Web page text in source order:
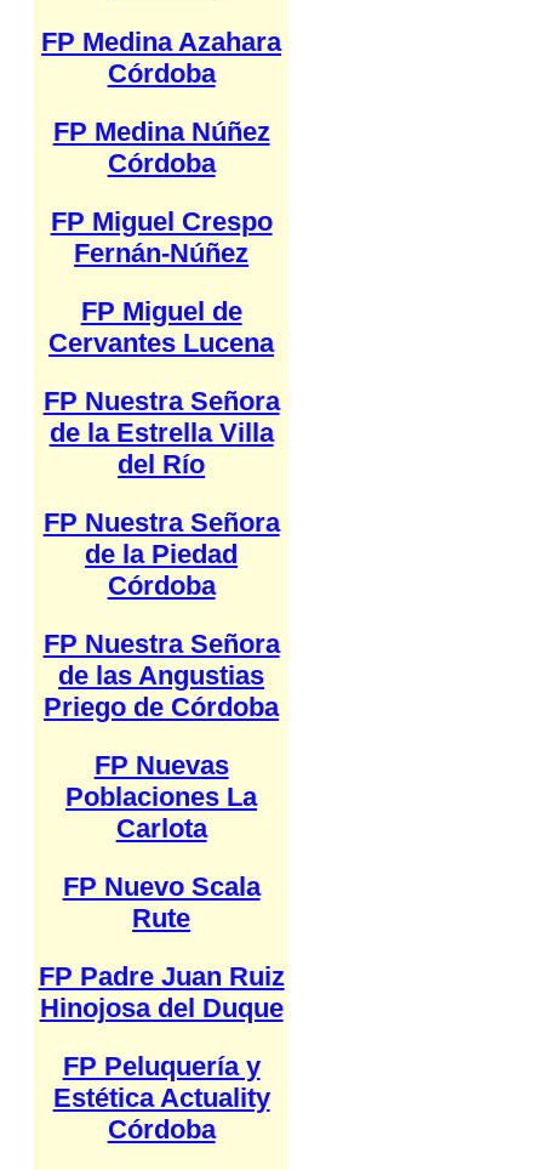
FP Medina Azahara
Córdoba
FP Medina Núñez
Córdoba
FP Miguel Crespo
Fernán-Núñez
FP Miguel de
Cervantes Lucena
FP Nuestra Señora
de la Estrella Villa
del Río
FP Nuestra Señora
de la Piedad
Córdoba
FP Nuestra Señora
de las Angustias
Priego de Córdoba
FP Nuevas
Poblaciones La
Carlota
FP Nuevo Scala
Rute
FP Padre Juan Ruiz
Hinojosa del Duque
FP Peluquería y
Estética Actuality
Córdoba